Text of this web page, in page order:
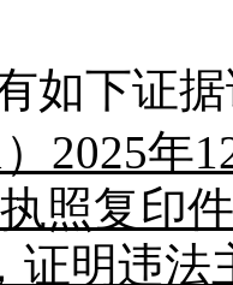
如下证
） 2025年
照复印件
证明违法